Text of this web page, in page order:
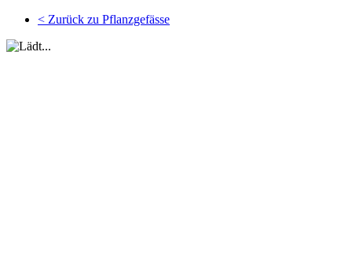
< Zurück zu Pflanzgefässe